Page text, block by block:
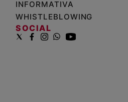
INFORMATIVA
WHISTLEBLOWING
SOCIAL